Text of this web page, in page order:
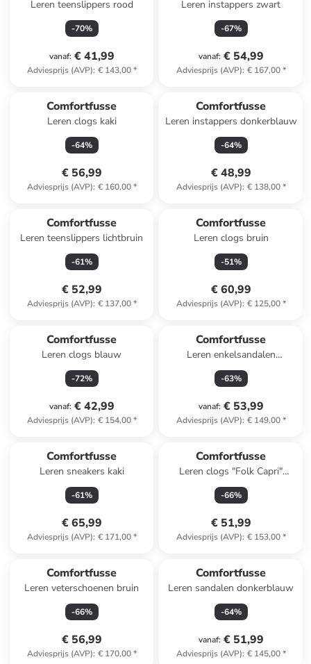
Leren teenslippers rood
-70%
vanaf: € 41,99
Adviesprijs (AVP): € 143,00*
Leren instappers zwart
-67%
vanaf: € 54,99
Adviesprijs (AVP): € 167,00*
Comfortfusse
Leren clogs kaki
-64%
€ 56,99
Adviesprijs (AVP): € 160,00*
Comfortfusse
Leren instappers donkerblauw
-64%
€ 48,99
Adviesprijs (AVP): € 138,00*
Comfortfusse
Leren teenslippers lichtbruin
-61%
€ 52,99
Adviesprijs (AVP): € 137,00*
Comfortfusse
Leren clogs bruin
-51%
€ 60,99
Adviesprijs (AVP): € 125,00*
Comfortfusse
Leren clogs blauw
-72%
vanaf: € 42,99
Adviesprijs (AVP): € 154,00*
Comfortfusse
Leren enkelsandalen
zandkleurig
-63%
vanaf: € 53,99
Adviesprijs (AVP): € 149,00*
Comfortfusse
Leren sneakers kaki
-61%
€ 65,99
Adviesprijs (AVP): € 171,00*
Comfortfusse
Leren clogs "Folk Capri"
lichtbruin
-66%
€ 51,99
Adviesprijs (AVP): € 153,00*
Comfortfusse
Leren veterschoenen bruin
-66%
€ 56,99
Adviesprijs (AVP): € 170,00*
Comfortfusse
Leren sandalen donkerblauw
-64%
vanaf: € 51,99
Adviesprijs (AVP): € 145,00*